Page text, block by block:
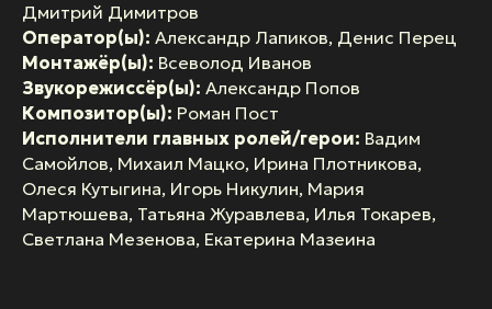
Дмитрий Димитров
Оператор(ы): Александр Лапиков, Денис Перец
Монтажёр(ы): Всеволод Иванов
Звукорежиссёр(ы): Александр Попов
Композитор(ы): Роман Пост
Исполнители главных ролей/герои: Вадим
Самойлов, Михаил Мацко, Ирина Плотникова,
Олеся Кутыгина, Игорь Никулин, Мария
Мартюшева, Татьяна Журавлева, Илья Токарев,
Светлана Мезенова, Екатерина Мазеина